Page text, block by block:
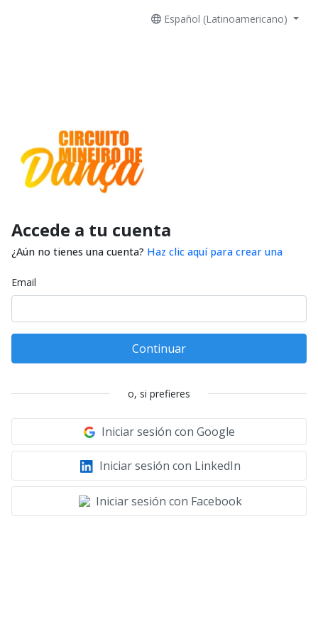
Español (Latinoamericano)
Accede a tu cuenta
¿Aún no tienes una cuenta? Haz clic aquí para crear una
Email
Continuar
o, si prefieres
Iniciar sesión con Google
Iniciar sesión con LinkedIn
Iniciar sesión con Facebook